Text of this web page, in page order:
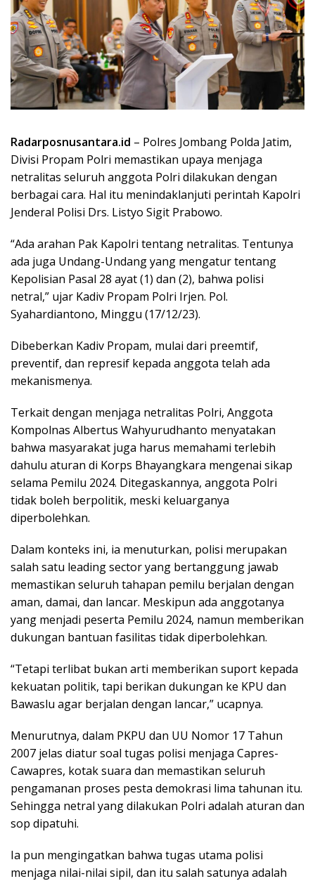
Radarposnusantara.id – Polres Jombang Polda Jatim,
Divisi Propam Polri memastikan upaya menjaga
netralitas seluruh anggota Polri dilakukan dengan
berbagai cara. Hal itu menindaklanjuti perintah Kapolri
Jenderal Polisi Drs. Listyo Sigit Prabowo.
“Ada arahan Pak Kapolri tentang netralitas. Tentunya
ada juga Undang-Undang yang mengatur tentang
Kepolisian Pasal 28 ayat (1) dan (2), bahwa polisi
netral,” ujar Kadiv Propam Polri Irjen. Pol.
Syahardiantono, Minggu (17/12/23).
Dibeberkan Kadiv Propam, mulai dari preemtif,
preventif, dan represif kepada anggota telah ada
mekanismenya.
Terkait dengan menjaga netralitas Polri, Anggota
Kompolnas Albertus Wahyurudhanto menyatakan
bahwa masyarakat juga harus memahami terlebih
dahulu aturan di Korps Bhayangkara mengenai sikap
selama Pemilu 2024. Ditegaskannya, anggota Polri
tidak boleh berpolitik, meski keluarganya
diperbolehkan.
Dalam konteks ini, ia menuturkan, polisi merupakan
salah satu leading sector yang bertanggung jawab
memastikan seluruh tahapan pemilu berjalan dengan
aman, damai, dan lancar. Meskipun ada anggotanya
yang menjadi peserta Pemilu 2024, namun memberikan
dukungan bantuan fasilitas tidak diperbolehkan.
“Tetapi terlibat bukan arti memberikan suport kepada
kekuatan politik, tapi berikan dukungan ke KPU dan
Bawaslu agar berjalan dengan lancar,” ucapnya.
Menurutnya, dalam PKPU dan UU Nomor 17 Tahun
2007 jelas diatur soal tugas polisi menjaga Capres-
Cawapres, kotak suara dan memastikan seluruh
pengamanan proses pesta demokrasi lima tahunan itu.
Sehingga netral yang dilakukan Polri adalah aturan dan
sop dipatuhi.
Ia pun mengingatkan bahwa tugas utama polisi
menjaga nilai-nilai sipil, dan itu salah satunya adalah